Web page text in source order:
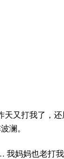
天又打我了，
澜。
妈妈也老打我